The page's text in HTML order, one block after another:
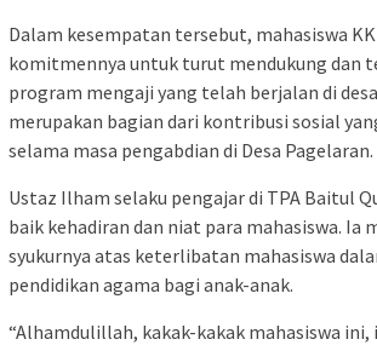
Dalam kesempatan tersebut, mahasiswa
komitmennya untuk turut mendukung dan
program mengaji yang telah berjalan di
merupakan bagian dari kontribusi sosial
selama masa pengabdian di Desa Pagelaran.
Ustaz Ilham selaku pengajar di TPA Baitul
baik kehadiran dan niat para mahasiswa. Ia
syukurnya atas keterlibatan mahasiswa
pendidikan agama bagi anak-anak.
“Alhamdulillah, kakak-kakak mahasiswa ini,